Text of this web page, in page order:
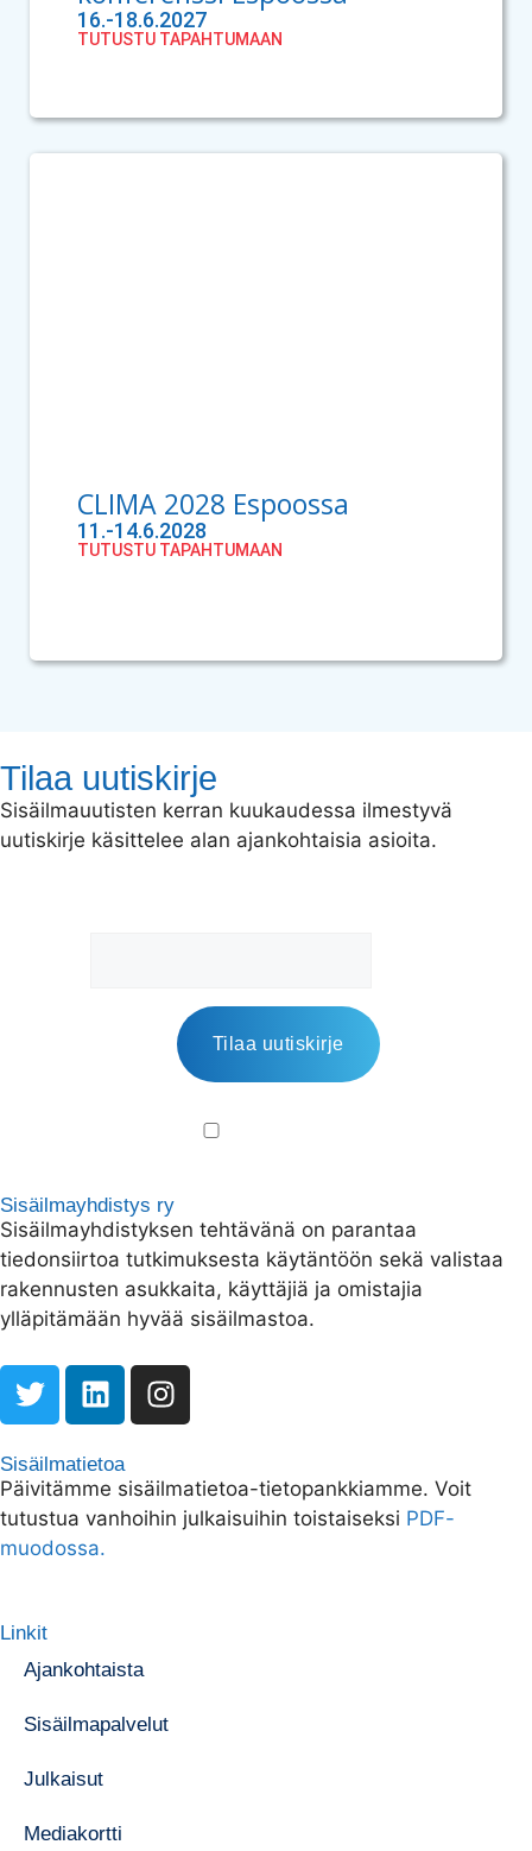
16.-18.6.2027
TUTUSTU TAPAHTUMAAN
CLIMA 2028 Espoossa
11.-14.6.2028
TUTUSTU TAPAHTUMAAN
Tilaa uutiskirje
Sisäilmauutisten kerran kuukaudessa ilmestyvä
uutiskirje käsittelee alan ajankohtaisia asioita.
Sisäilmayhdistys ry
Sisäilmayhdistyksen tehtävänä on parantaa
tiedonsiirtoa tutkimuksesta käytäntöön sekä valistaa
rakennusten asukkaita, käyttäjiä ja omistajia
ylläpitämään hyvää sisäilmastoa.
Sisäilmatietoa
Päivitämme sisäilmatietoa-tietopankkiamme. Voit
tutustua vanhoihin julkaisuihin toistaiseksi PDF-
muodossa.
Linkit
Ajankohtaista
Sisäilmapalvelut
Julkaisut
Mediakortti